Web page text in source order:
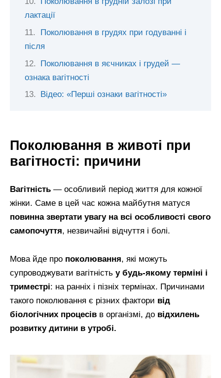
лактації
Поколювання в грудях при годуванні і
після
Поколювання в яєчниках і грудей —
ознака вагітності
Відео: «Перші ознаки вагітності»
Поколювання в животі при
вагітності: причини
Вагітність — особливий період життя для кожної
жінки. Саме в цей час кожна майбутня матуся
повинна звертати увагу на всі особливості свого
самопочуття, незвичайні відчуття і болі.
Мова йде про поколювання, які можуть
супроводжувати вагітність у будь-якому терміні і
триместрі: на ранніх і пізніх термінах. Причинами
такого поколювання є різних фактори від
біологічних процесів в організмі, до відхилень
розвитку дитини в утробі.